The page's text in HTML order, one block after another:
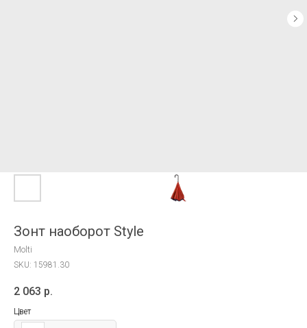
Зонт наоборот Style
Molti
SKU: 15981.30
2 063 р.
Цвет